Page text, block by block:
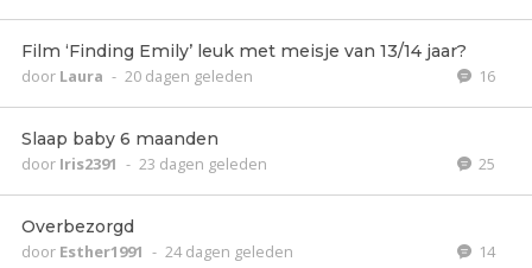
Film ‘Finding Emily’ leuk met meisje van 13/14 jaar?
door Laura - 20 dagen geleden 16
Slaap baby 6 maanden
door Iris2391 - 23 dagen geleden 25
Overbezorgd
door Esther1991 - 24 dagen geleden 14